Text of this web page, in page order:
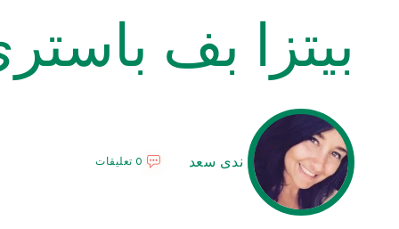
بيتزا بف
ندى سعد 0 تعليقات